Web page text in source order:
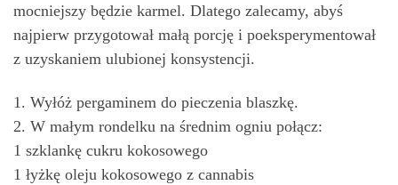
mocniejszy będzie karmel. Dlatego zalecamy, abyś
najpierw przygotował małą porcję i poeksperymentował
z uzyskaniem ulubionej konsystencji.
1. Wyłóż pergaminem do pieczenia blaszkę.
2. W małym rondelku na średnim ogniu połącz:
1 szklankę cukru kokosowego
1 łyżkę oleju kokosowego z cannabis